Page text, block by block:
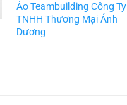
Áo Teambuilding Công Ty
TNHH Thương Mại Ánh
Dương